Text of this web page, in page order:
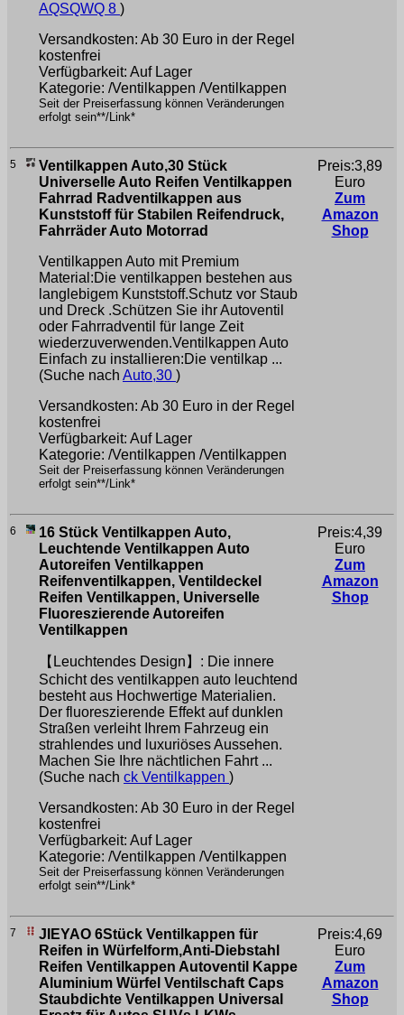
AQSQWQ 8 )
Versandkosten: Ab 30 Euro in der Regel
kostenfrei
Verfügbarkeit: Auf Lager
Kategorie: /Ventilkappen /Ventilkappen
Seit der Preiserfassung können Veränderungen
erfolgt sein**/Link*
5
Ventilkappen Auto,30 Stück
Universelle Auto Reifen Ventilkappen
Fahrrad Radventilkappen aus
Kunststoff für Stabilen Reifendruck,
Fahrräder Auto Motorrad
Ventilkappen Auto mit Premium
Material:Die ventilkappen bestehen aus
langlebigem Kunststoff.Schutz vor Staub
und Dreck .Schützen Sie ihr Autoventil
oder Fahrradventil für lange Zeit
wiederzuverwenden.Ventilkappen Auto
Einfach zu installieren:Die ventilkap ...
(Suche nach Auto,30 )
Versandkosten: Ab 30 Euro in der Regel
kostenfrei
Verfügbarkeit: Auf Lager
Kategorie: /Ventilkappen /Ventilkappen
Seit der Preiserfassung können Veränderungen
erfolgt sein**/Link*
Preis:3,89
Euro
Zum
Amazon
Shop
6
16 Stück Ventilkappen Auto,
Leuchtende Ventilkappen Auto
Autoreifen Ventilkappen
Reifenventilkappen, Ventildeckel
Reifen Ventilkappen, Universelle
Fluoreszierende Autoreifen
Ventilkappen
【Leuchtendes Design】: Die innere
Schicht des ventilkappen auto leuchtend
besteht aus Hochwertige Materialien.
Der fluoreszierende Effekt auf dunklen
Straßen verleiht Ihrem Fahrzeug ein
strahlendes und luxuriöses Aussehen.
Machen Sie Ihre nächtlichen Fahrt ...
(Suche nach ck Ventilkappen )
Versandkosten: Ab 30 Euro in der Regel
kostenfrei
Verfügbarkeit: Auf Lager
Kategorie: /Ventilkappen /Ventilkappen
Seit der Preiserfassung können Veränderungen
erfolgt sein**/Link*
Preis:4,39
Euro
Zum
Amazon
Shop
7
JIEYAO 6Stück Ventilkappen für
Reifen in Würfelform,Anti-Diebstahl
Reifen Ventilkappen Autoventil Kappe
Aluminium Würfel Ventilschaft Caps
Staubdichte Ventilkappen Universal
Preis:4,69
Euro
Zum
Amazon
Shop